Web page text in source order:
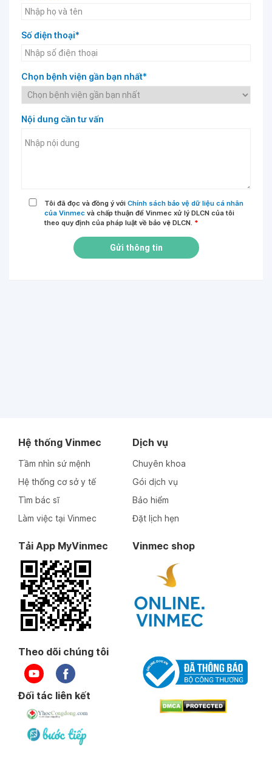
Số điện thoại*
Chọn bệnh viện gần bạn nhất*
Nội dung cần tư vấn
Tôi đã đọc và đồng ý với Chính sách bảo vệ dữ liệu cá nhân
của Vinmec và chấp thuận để Vinmec xử lý DLCN của tôi
theo quy định của pháp luật về bảo vệ DLCN. *
Gửi thông tin
Hệ thống Vinmec
Tầm nhìn sứ mệnh
Hệ thống cơ sở y tế
Tìm bác sĩ
Làm việc tại Vinmec
Dịch vụ
Chuyên khoa
Gói dịch vụ
Bảo hiểm
Đặt lịch hẹn
Tải App MyVinmec Vinmec shop
Theo dõi chúng tôi
Đối tác liên kết